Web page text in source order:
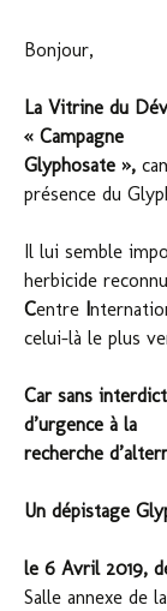
Bonjour,
La Vitrine du
« Campagne
Glyphosate »,
présence du
Il lui semble
herbicide
Centre I
celui-là le plus
Car sans
d’urgence à la
recherche
Un dépistage
le 6 Avril 2019,
Salle annexe de